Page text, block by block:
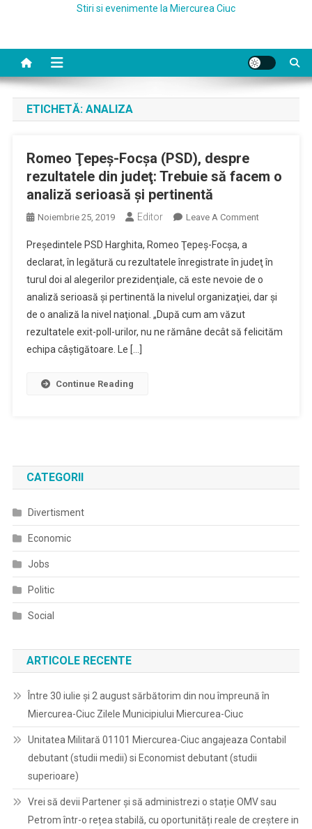
Stiri si evenimente la Miercurea Ciuc
ETICHETĂ: ANALIZA
Romeo Ţepeş-Focşa (PSD), despre
rezultatele din judeţ: Trebuie să facem o
analiză serioasă şi pertinentă
Noiembrie 25, 2019 Editor Leave A CommentOn
Focşa
(PSD),
Despre
Din
Preşedintele PSD Harghita, Romeo Ţepeş-Focşa, a
declarat, în legătură cu rezultatele înregistrate în judeţ în
turul doi al alegerilor prezidenţiale, că este nevoie de o
analiză serioasă şi pertinentă la nivelul organizaţiei, dar şi
de o analiză la nivel naţional. „După cum am văzut
rezultatele exit-poll-urilor, nu ne rămâne decât să felicităm
echipa câştigătoare. Le […]
Continue Reading
CATEGORII
Divertisment
Economic
Jobs
Politic
Social
ARTICOLE RECENTE
Între 30 iulie și 2 august sărbătorim din nou împreună în
Miercurea-Ciuc Zilele Municipiului Miercurea-Ciuc
Unitatea Militară 01101 Miercurea-Ciuc angajeaza Contabil
debutant (studii medii) si Economist debutant (studii
superioare)
Vrei să devii Partener și să administrezi o stație OMV sau
Petrom într-o rețea stabilă, cu oportunități reale de creștere in